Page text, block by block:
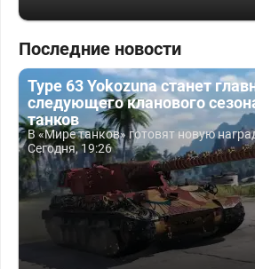
Последние новости
Type 63 Yokozuna станет
следующего кланового
танков
В «Мире танков» готовят новую
Сегодня, 19:26